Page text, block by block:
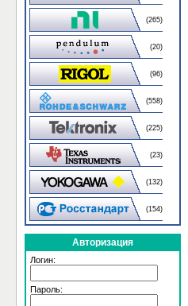
(265)
(20)
(96)
(558)
(225)
(23)
(132)
(154)
Авторизация
Логин:
Пароль: